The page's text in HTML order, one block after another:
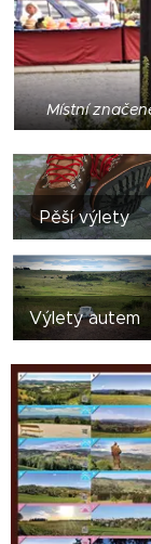
Místní
Pěší výlety
Výlety autem